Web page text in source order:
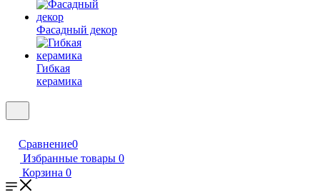
Фасадный декор
Гибкая
керамика
Сравнение0
Избранные товары 0
Корзина 0